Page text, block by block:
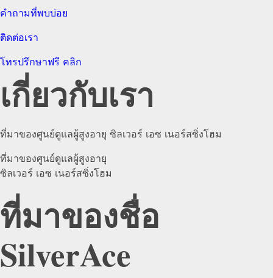
คำถามที่พบบ่อย
ติดต่อเรา
โทรปรึกษาฟรี คลิก
เกี่ยวกับเรา
ที่มาของศูนย์ดูแลผู้สูงอายุ ซิลเวอร์ เอซ เนอร์สซิ่งโฮม
ที่มาของศูนย์ดูแลผู้สูงอายุ
ซิลเวอร์ เอซ เนอร์สซิ่งโฮม
ที่มาของชื่อ
SilverAce